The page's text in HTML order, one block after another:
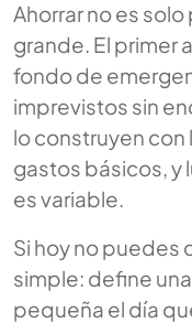
Ahorrar no es
grande. El primer
fondo de
imprevistos sin
lo construyen con
gastos básicos, y
es variable.
Si hoy no puedes
simple: define
pequeña el día